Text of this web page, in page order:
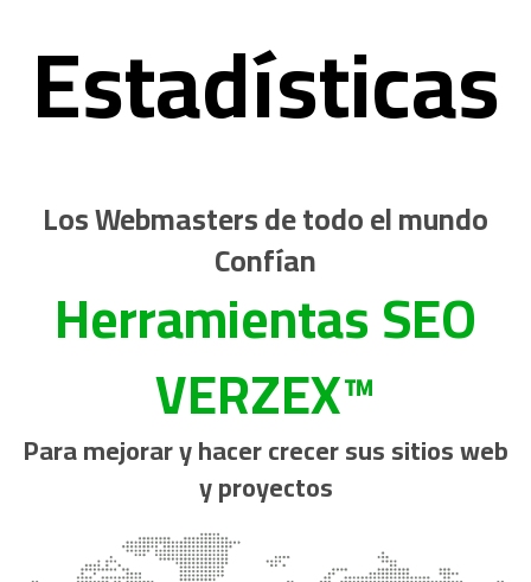
Estadísticas
Los Webmasters de todo el mundo
Confían
Herramientas SEO
VERZEX™
Para mejorar y hacer crecer sus sitios web
y proyectos